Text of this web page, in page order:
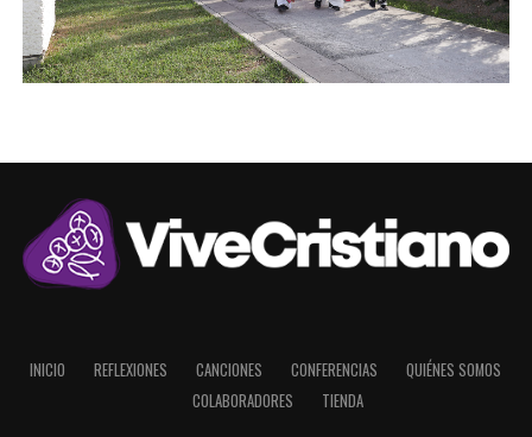
INICIO REFLEXIONES CANCIONES CONFERENCIAS
QUIÉNES SOMOS
COLABORADORES
TIENDA